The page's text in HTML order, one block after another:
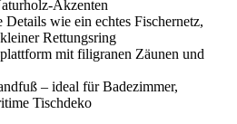
Akzenten
wie ein echtes Fischernetz,
Rettungsring
mit filigranen Zäunen und
– ideal für Badezimmer,
Tischdeko